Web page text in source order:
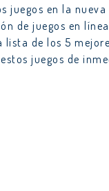
juegos en la
de juegos en
de los 5
juegos de